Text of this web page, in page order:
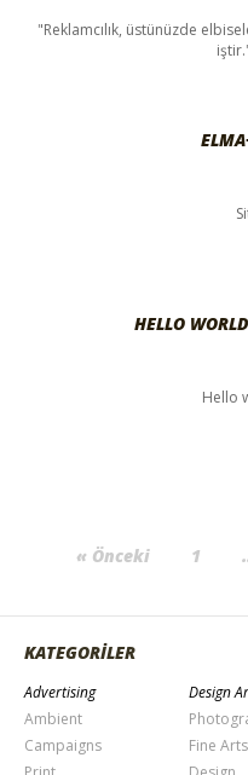
"Reklamcılık, üstünüzde
HELLO
Hello
« Önceki 1
KATEGORİLER
Advertising
Ambient
Campaigns
Design
Fine Arts